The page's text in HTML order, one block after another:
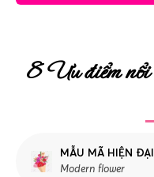
8 Ưu điểm
MẪU MÃ HIỆN ĐẠI
Modern flower